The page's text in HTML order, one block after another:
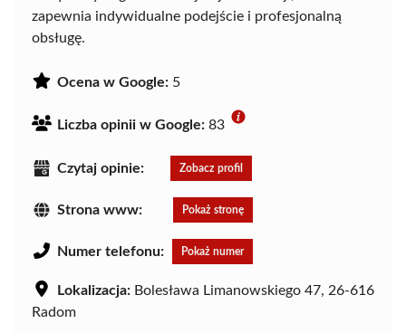
zapewnia indywidualne podejście i profesjonalną
obsługę.
Ocena w Google: 5
Liczba opinii w Google: 83
Czytaj opinie: Zobacz profil
Strona www: Pokaż stronę
Numer telefonu: Pokaż numer
Lokalizacja: Bolesława Limanowskiego 47, 26-616
Radom